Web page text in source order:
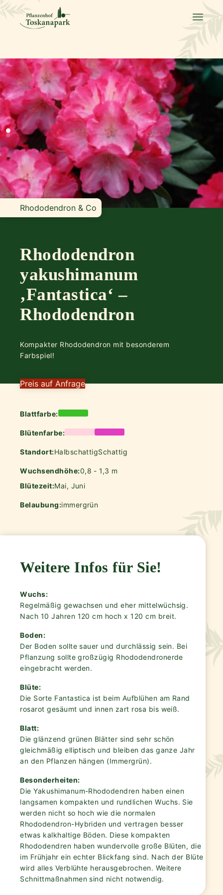
Rhododendron & Co
Rhododendron
yakushimanum
‚Fantastica‘ –
Rhododendron
Kompakter Rhododendron mit besonderem
Farbspiel!
Preis auf Anfrage
Blattfarbe:
Blütenfarbe:
Standort:HalbschattigSchattig
Wuchsendhöhe:0,8 - 1,3 m
Blütezeit:Mai, Juni
Belaubung:immergrün
Weitere Infos für Sie!
Wuchs:
Regelmäßig gewachsen und eher mittelwüchsig.
Nach 10 Jahren 120 cm hoch x 120 cm breit.
Boden:
Der Boden sollte sauer und durchlässig sein. Bei
Pflanzung sollte großzügig Rhododendronerde
eingebracht werden.
Blüte:
Die Sorte Fantastica ist beim Aufblühen am Rand
rosarot gesäumt und innen zart rosa bis weiß.
Blatt:
Die glänzend grünen Blätter sind sehr schön
gleichmäßig elliptisch und bleiben das ganze Jahr
an den Pflanzen hängen (Immergrün).
Besonderheiten:
Die Yakushimanum-Rhododendren haben einen
langsamen kompakten und rundlichen Wuchs. Sie
werden nicht so hoch wie die normalen
Rhododendron-Hybriden und vertragen besser
etwas kalkhaltige Böden. Diese kompakten
Rhododendren haben wundervolle große Blüten, die
im Frühjahr ein echter Blickfang sind. Nach der Blüte
wird alles Verblühte herausgebrochen. Weitere
Schnittmaßnahmen sind nicht notwendig.